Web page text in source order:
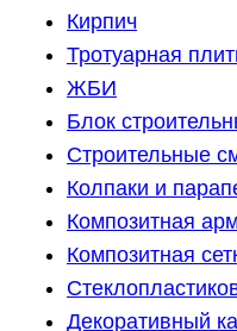
Кирпич
Тротуарная
ЖБИ
Блок
Строительные
Колпаки и
Композитная
Композитная
Декоративный